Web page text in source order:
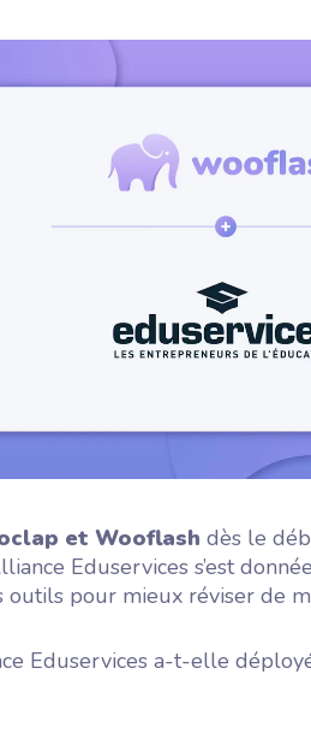
Wooflash
et Wooflash dès le
Eduservices s’est
outils pour mieux réviser de
Eduservices a-t-elle